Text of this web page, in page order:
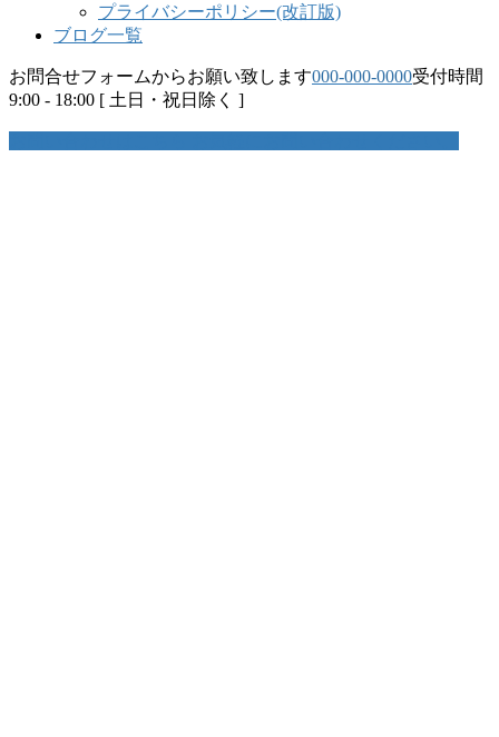
プライバシーポリシー(改訂版)
ブログ一覧
お問合せフォームからお願い致します000-000-0000受付時間
9:00 - 18:00 [ 土日・祝日除く ]